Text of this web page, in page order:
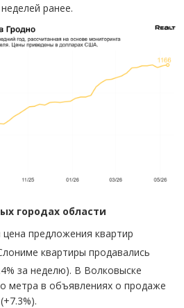
ранее.
городах области
предложения квартир
квартиры продавались
за неделю). В Волковыске
метра в объявлениях о продаже
(+7.3%).